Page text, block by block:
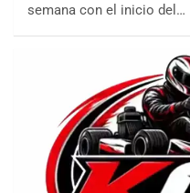
semana con el inicio del…